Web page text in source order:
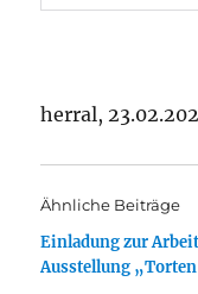
herral,
Ähnliche Beiträge
Einladung zur
Ausstellung